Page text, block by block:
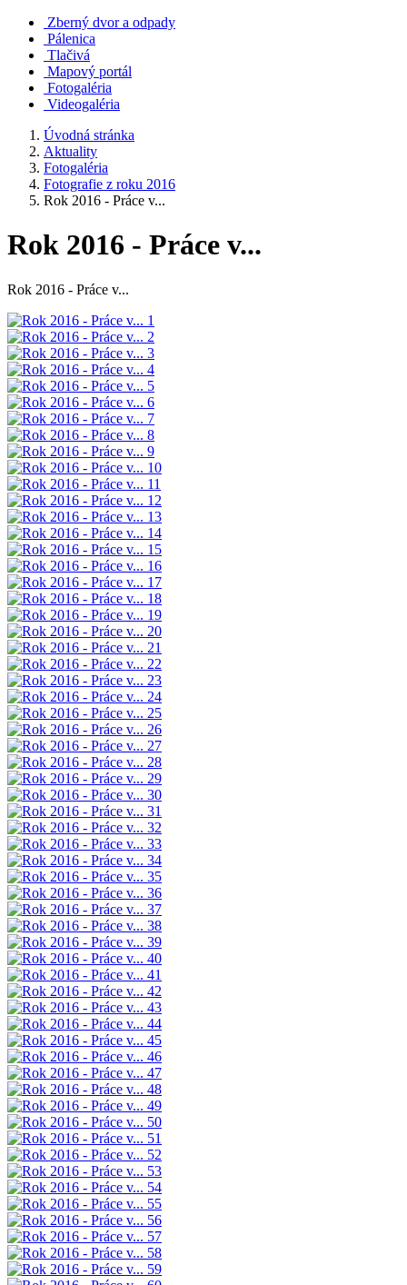
Zberný dvor a odpady
Pálenica
Tlačivá
Mapový portál
Fotogaléria
Videogaléria
Úvodná stránka
Aktuality
Fotogaléria
Fotografie z roku 2016
Rok 2016 - Práce v...
Rok 2016 - Práce v...
Rok 2016 - Práce v...